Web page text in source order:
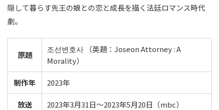
隠して暮らす先王の娘との恋と成長を描く法廷ロマンス時代
劇。
原題
조선변호사 （英題：Joseon Attorney : A
Morality）
制作年 2023年
放送
2023年3月31日～2023年5月20日（mbc）